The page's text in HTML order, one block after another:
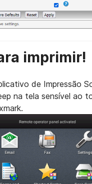
imprimir!
de Impressão
na tela sensível ao